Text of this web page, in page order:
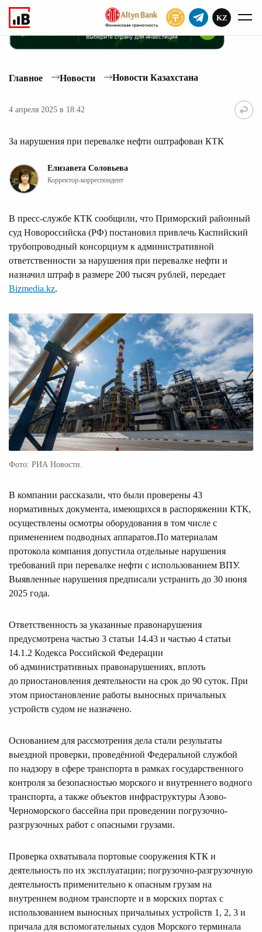
KZ
Главное Новости Новости Казахстана
4 апреля 2025 в 18:42
За нарушения при перевалке нефти оштрафован КТК
Елизавета Соловьева
Корректор-корреспондент
В пресс-службе КТК сообщили, что Приморский районный
суд Новороссийска (РФ) постановил привлечь Каспийский
трубопроводный консорциум к административной
ответственности за нарушения при перевалке нефти и
назначил штраф в размере 200 тысяч рублей, передает
Bizmedia.kz.
Фото: РИА Новости.
В компании рассказали, что были проверены 43
нормативных документа, имеющихся в распоряжении КТК,
осуществлены осмотры оборудования в том числе с
применением подводных аппаратов.По материалам
протокола компания допустила отдельные нарушения
требований при перевалке нефти с использованием ВПУ.
Выявленные нарушения предписали устранить до 30 июня
2025 года.
Ответственность за указанные правонарушения
предусмотрена частью 3 статьи 14.43 и частью 4 статьи
14.1.2 Кодекса Российской Федерации
об административных правонарушениях, вплоть
до приостановления деятельности на срок до 90 суток. При
этом приостановление работы выносных причальных
устройств судом не назначено.
Основанием для рассмотрения дела стали результаты
выездной проверки, проведённой Федеральной службой
по надзору в сфере транспорта в рамках государственного
контроля за безопасностью морского и внутреннего водного
транспорта, а также объектов инфраструктуры Азово-
Черноморского бассейна при проведении погрузочно-
разгрузочных работ с опасными грузами.
Проверка охватывала портовые сооружения КТК и
деятельность по их эксплуатации; погрузочно-разгрузочную
деятельность применительно к опасным грузам на
внутреннем водном транспорте и в морских портах с
использованием выносных причальных устройств 1, 2, 3 и
причала для вспомогательных судов Морского терминала